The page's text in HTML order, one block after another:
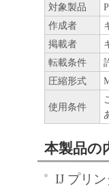
対象製品
作成者
掲載者
転載条件
圧縮形式
使用条件
本製品の
IJ プリ